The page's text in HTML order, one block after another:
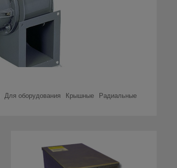
Для оборудования Крышные Радиальные